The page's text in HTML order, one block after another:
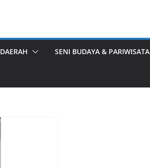
DAERAH SENI BUDAYA & PARIWISATA